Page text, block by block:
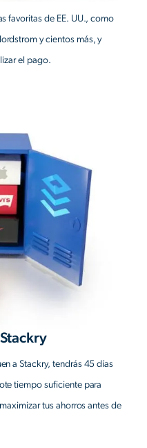
favoritas de EE. UU., como
y cientos más, y
el pago.
a Stackry, tendrás 45 días
tiempo suficiente para
tus ahorros antes de